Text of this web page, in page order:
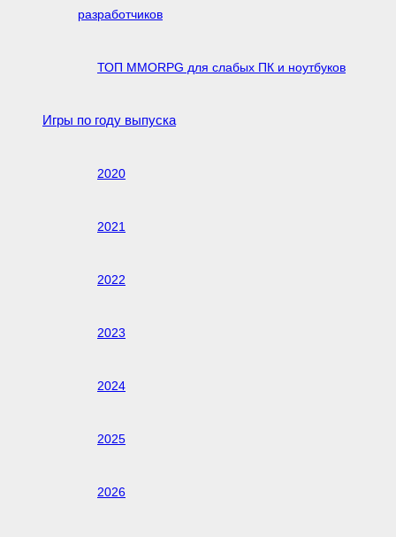
разработчиков
ТОП MMORPG для слабых ПК и ноутбуков
Игры по году выпуска
2020
2021
2022
2023
2024
2025
2026